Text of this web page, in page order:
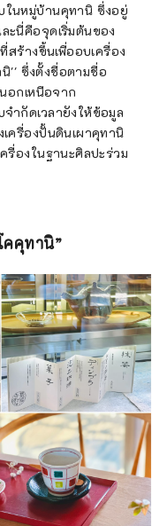
ในหมู่บ้านคุทานิ ซึ่งอยู่
ะนี่คือจุดเริ่มต้นของ
สร้างขึ้นเพื่ออบเครื่อง
นิ'' ซึ่งตั้งชื่อตามชื่อ
กเหนือจาก
ำกัดเวลายังให้ข้อมูล
เครื่องปั้นดินเผาคุทานิ
รื่องในฐานะศิลปะร่วม
คคุทานิ”